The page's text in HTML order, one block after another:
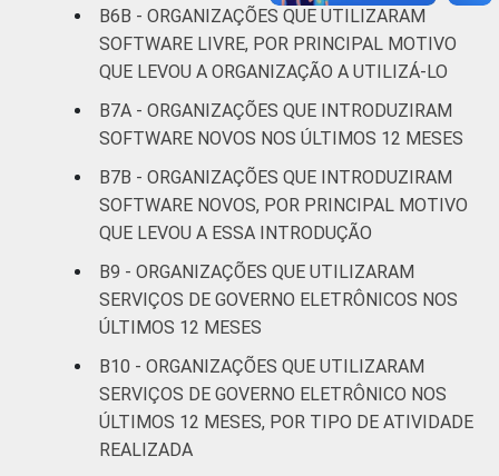
assistência
social
50
Fonte: CGI.br/NIC.br, Centro Regional de
Estudos para o Desenvolvimento da
Sociedade da Informação (Cetic.br),
Pesquisa sobre o uso das Tecnologias de
Informação e Comunicação nas organizações
sem fins lucrativos brasileiras - TIC
Organizações Sem Fins Lucrativos 2016
B6B - ORGANIZAÇÕES QUE UTILIZARAM
SOFTWARE LIVRE, POR PRINCIPAL MOTIVO
QUE LEVOU A ORGANIZAÇÃO A UTILIZÁ-LO
B7A - ORGANIZAÇÕES QUE INTRODUZIRAM
SOFTWARE NOVOS NOS ÚLTIMOS 12 MESES
B7B - ORGANIZAÇÕES QUE INTRODUZIRAM
SOFTWARE NOVOS, POR PRINCIPAL MOTIVO
QUE LEVOU A ESSA INTRODUÇÃO
B9 - ORGANIZAÇÕES QUE UTILIZARAM
SERVIÇOS DE GOVERNO ELETRÔNICOS NOS
ÚLTIMOS 12 MESES
B10 - ORGANIZAÇÕES QUE UTILIZARAM
SERVIÇOS DE GOVERNO ELETRÔNICO NOS
ÚLTIMOS 12 MESES, POR TIPO DE ATIVIDADE
REALIZADA